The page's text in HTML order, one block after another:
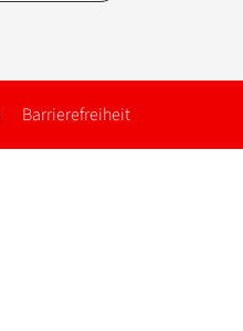
Barrierefreiheit